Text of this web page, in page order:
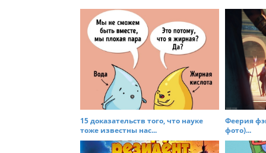
s
a
t
15 доказательств того, что науке
тоже известны нас...
Феерия
фото)...